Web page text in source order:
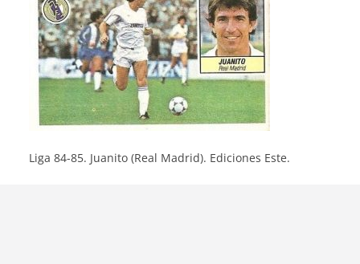
Liga 84-85. Juanito (Real Madrid). Ediciones Este.